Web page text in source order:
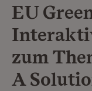
EU
zum
A